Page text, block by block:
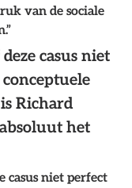
van de sociale
casus niet
Richard
het
casus niet perfect